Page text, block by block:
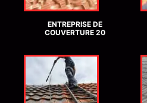
ENTREPRISE DE
COUVERTURE 20